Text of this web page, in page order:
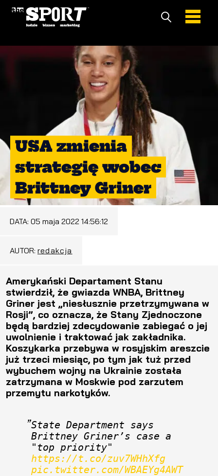
USA zmienia
strategię wobec
Brittney Griner
DATA: 05 maja 2022 14:56:12
AUTOR: redakcja
Amerykański Departament Stanu
stwierdził, że ​​gwiazda WNBA, Brittney
Griner jest „niesłusznie przetrzymywana w
Rosji”, co oznacza, że ​​Stany Zjednoczone
będą bardziej zdecydowanie zabiegać o jej
uwolnienie i traktować jak zakładnika.
Koszykarka przebywa w rosyjskim areszcie
już trzeci miesiąc, po tym jak tuż przed
wybuchem wojny na Ukrainie została
zatrzymana w Moskwie pod zarzutem
przemytu narkotyków.
State Department says
Brittney Griner’s case a
https://t.co/zuv7WHhXfg
pic.twitter.com/WBAEYg4AWT